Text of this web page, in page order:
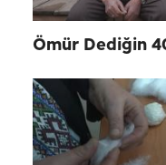
Ömür Dediğin